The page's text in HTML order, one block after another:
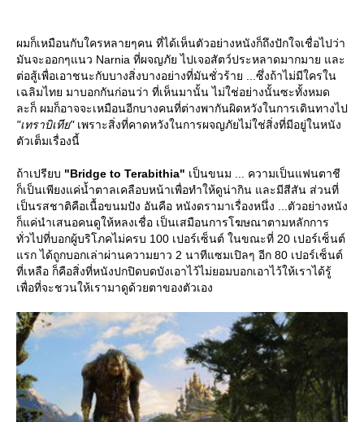
ผมก็เหมือนกับใครหลายๆคน ที่ได้เห็นตัวอย่างหนังก็ถึงปักใจเชื่อไปว่า
มันจะออกๆแนว Narnia ที่ผจญภัย ไปเจอสัตว์ประหลาดมากมาย และ
ต่อสู้เพื่อเอาชนะกับบางสิ่งบางอย่างที่มันชั่วร้าย ...ซึ่งถ้าไม่มีใครใน
เฉลิมไทย มาบอกกันก่อนว่า ที่เห็นมานั้น ไม่ใช่อย่างนั้นซะทั้งหมด
ละก็ ผมก็อาจจะเหมือนอีกบางคนที่ต่างพากันผิดหวังในการเดินทางไป
"เทราบิเทีย"เพราะสิ่งที่คาดหวังในการผจญภัยไม่ใช่สิ่งที่มีอยู่ในหนัง
ตัวเต็มเรื่องนี้
ถ้าเปรียบ "Bridge to Terabithia" เป็นขนม ... ความเป็นแฟนตาชี
ก็เป็นเพียงแค่น้ำตาลเคลือบหน้าเพื่อทำให้ดูน่ากิน และมีสีสัน ส่วนที่
เป็นรสชาติคือเนื้อขนมปัง อันคือ หนังดรามาเรื่องหนึ่ง ...ตัวอย่างหนัง
ก็แค่นำเสนอคนดูให้หลงเชื่อ เป็นเสมือนการโฆษณาตามหลักการ
ทั่วไปที่บอกผู้บริโภคไม่ครบ 100 เปอร์เซ็นต์ ในขณะที่ 20 เปอร์เซ็นต์
รก ได้ถูกบอกเล่าผ่านความยาว 2 นาทีแซมเปิลๆ อีก 80 เปอร์เซ็นต์
ที่เหลือ ก็คือสิ่งที่หนังปกปิดบดบังเอาไว้ไม่ยอมบอกเอาไว้ให้เราได้รู้
เพื่อที่จะชวนให้เรามาดูด้วยตาของตัวเอง